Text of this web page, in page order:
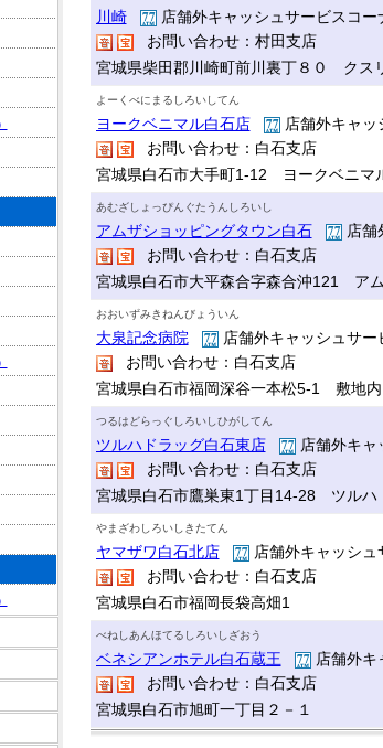
川崎
店舗外キャッシュサービスコー
お問い合わせ：村田支店
宮城県柴田郡川崎町前川裏丁８０ クス
よーくべにまるしろいしてん
ヨークベニマル白石店
店舗外キャ
お問い合わせ：白石支店
宮城県白石市大手町1-12 ヨークベニマ
あむざしょっぴんぐたうんしろいし
アムザショッピングタウン白石
店舗
お問い合わせ：白石支店
宮城県白石市大平森合字森合沖121 ア
おおいずみきねんびょういん
大泉記念病院
店舗外キャッシュサー
お問い合わせ：白石支店
宮城県白石市福岡深谷一本松5-1 敷地内
つるはどらっぐしろいしひがしてん
ツルハドラッグ白石東店
店舗外キ
お問い合わせ：白石支店
宮城県白石市鷹巣東1丁目14-28 ツルハ
やまざわしろいしきたてん
ヤマザワ白石北店
店舗外キャッシ
お問い合わせ：白石支店
宮城県白石市福岡長袋高畑1
べねしあんほてるしろいしざおう
ベネシアンホテル白石蔵王
店舗外キ
お問い合わせ：白石支店
宮城県白石市旭町一丁目２－１